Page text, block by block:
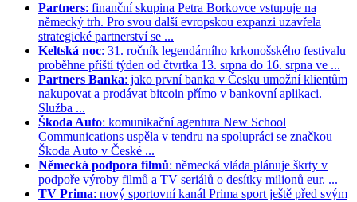
Partners: finanční skupina Petra Borkovce vstupuje na
německý trh. Pro svou další evropskou expanzi uzavřela
strategické partnerství se ...
Keltská noc: 31. ročník legendárního krkonošského festivalu
proběhne příští týden od čtvrtka 13. srpna do 16. srpna ve ...
Partners Banka: jako první banka v Česku umožní klientům
nakupovat a prodávat bitcoin přímo v bankovní aplikaci.
Služba ...
Škoda Auto: komunikační agentura New School
Communications uspěla v tendru na spolupráci se značkou
Škoda Auto v České ...
Německá podpora filmů: německá vláda plánuje škrty v
podpoře výroby filmů a TV seriálů o desítky milionů eur. ...
TV Prima: nový sportovní kanál Prima sport ještě před svým